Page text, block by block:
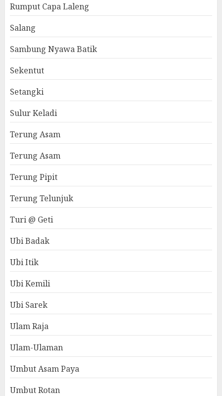
Rumput Capa Laleng
Salang
Sambung Nyawa Batik
Sekentut
Setangki
Sulur Keladi
Terung Asam
Terung Asam
Terung Pipit
Terung Telunjuk
Turi @ Geti
Ubi Badak
Ubi Itik
Ubi Kemili
Ubi Sarek
Ulam Raja
Ulam-Ulaman
Umbut Asam Paya
Umbut Rotan